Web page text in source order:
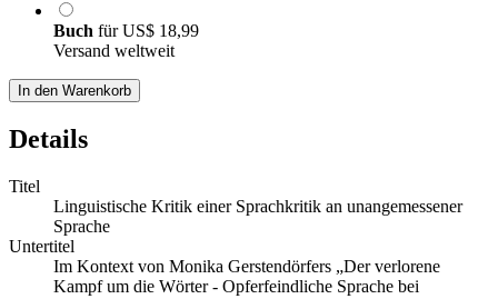
Buch fürUS$ 18,99
Versand weltweit
In den Warenkorb
Details
Titel
Linguistische Kritik einer Sprachkritik an unangemessener
Sprache
Untertitel
Im Kontext von Monika Gerstendörfers „Der verlorene
Kampf um die Wörter - Opferfeindliche Sprache bei